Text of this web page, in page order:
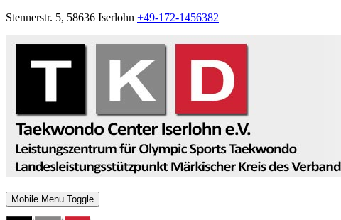
Stennerstr. 5, 58636 Iserlohn +49-172-1456382
Mobile Menu Toggle